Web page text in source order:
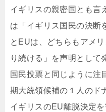
イギリスの親密国とも言
は「イギリス国民の決断
とEUは、どちらもアメ
り続ける」を声明として
国民投票と同じように注
期大統領候補の１人のド
イギリスのEU離脱決定